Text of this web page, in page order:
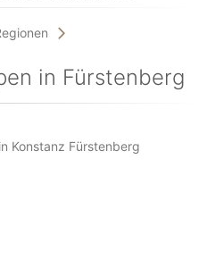
in Fürstenberg
Konstanz Fürstenberg